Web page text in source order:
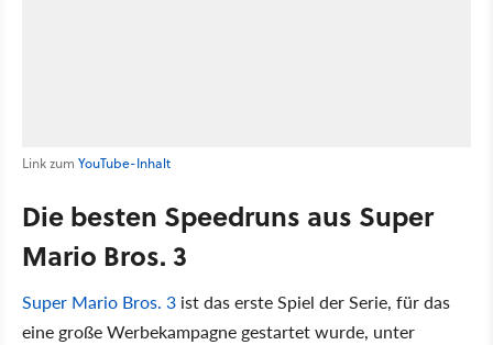
Link zum YouTube-Inhalt
Die besten Speedruns aus Super
Mario Bros. 3
Super Mario Bros. 3 ist das erste Spiel der Serie, für das
eine große Werbekampagne gestartet wurde, unter